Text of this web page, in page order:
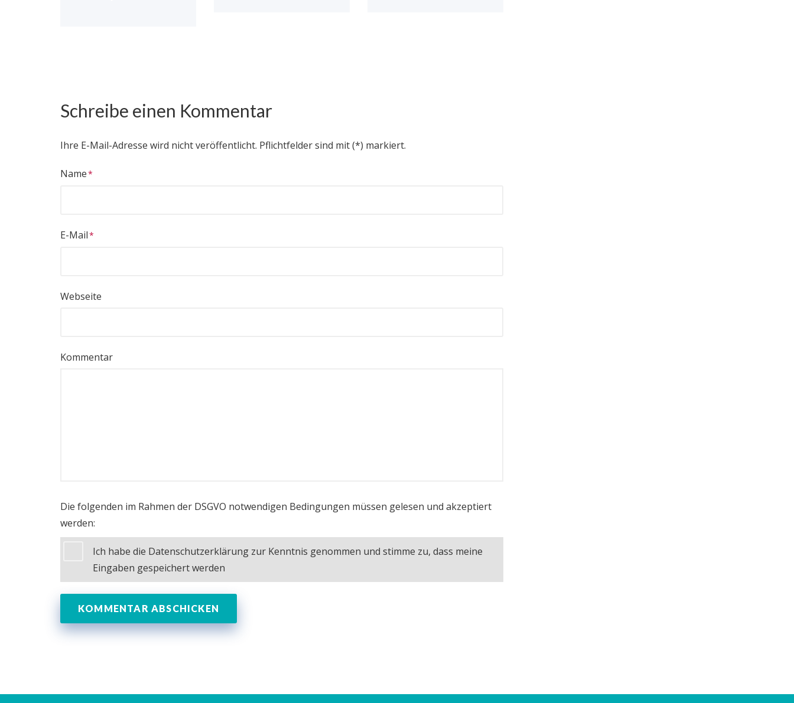
Schreibe einen Kommentar
Ihre E-Mail-Adresse wird nicht veröffentlicht. Pflichtfelder sind mit (*) markiert.
Name
E-Mail
Webseite
Kommentar
Die folgenden im Rahmen der DSGVO notwendigen Bedingungen müssen gelesen und akzeptiert
werden:
Ich habe die Datenschutzerklärung zur Kenntnis genommen und stimme zu, dass meine
Eingaben gespeichert werden